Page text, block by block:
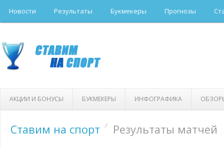
Новости Результаты Букмекеры Прогнозы
АКЦИИ И БОНУСЫ БУКМЕКЕРЫ ИНФОГРАФИКА
Ставим на спорт Результаты матчей